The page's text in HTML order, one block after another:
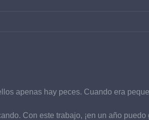
apenas hay peces. Cuando era
Con este trabajo, ¡en un año puedo